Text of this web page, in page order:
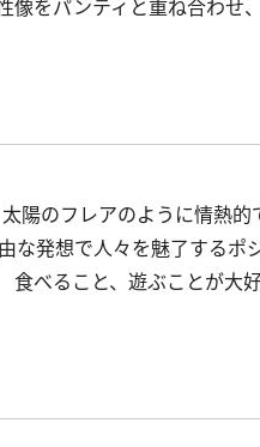
をパンティと重ね合わせ
フレアのように情熱的
な発想で人々を魅了するポ
べること、遊ぶことが大